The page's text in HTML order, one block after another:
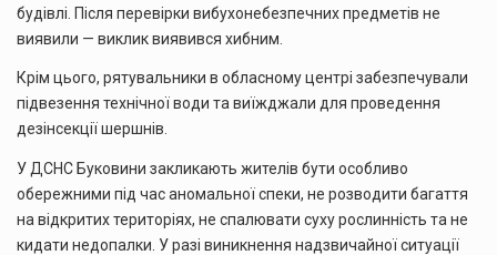
будівлі. Після перевірки вибухонебезпечних предметів не
виявили — виклик виявився хибним.
Крім цього, рятувальники в обласному центрі забезпечували
підвезення технічної води та виїжджали для проведення
дезінсекції шершнів.
У ДСНС Буковини закликають жителів бути особливо
обережними під час аномальної спеки, не розводити багаття
на відкритих територіях, не спалювати суху рослинність та не
кидати недопалки. У разі виникнення надзвичайної ситуації